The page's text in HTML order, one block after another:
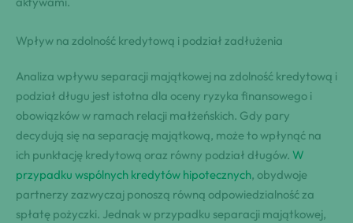
Wpływ na zdolność kredytową i podział zadłużenia
Analiza wpływu separacji majątkowej na zdolność kredytową i
podział długu jest istotna dla oceny ryzyka finansowego i
obowiązków w ramach relacji małżeńskich. Gdy pary
decydują się na separację majątkową, może to wpłynąć na
ich punktację kredytową oraz równy podział długów. W
przypadku wspólnych kredytów hipotecznych, obydwoje
partnerzy zazwyczaj ponoszą równą odpowiedzialność za
spłatę pożyczki. Jednak w przypadku separacji majątkowej,